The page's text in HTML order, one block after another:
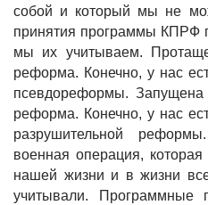
собой и который мы не
принятия программы КПРФ
мы их учитываем.
реформа. Конечно, у нас
псевдореформы. Запущена
реформа. Конечно, у нас
разрушительной
военная операция,
нашей жизни и в жизни
учитывали.